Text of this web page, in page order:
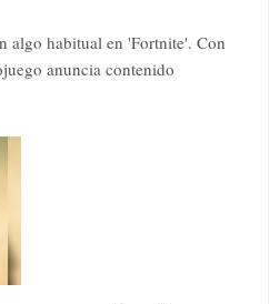
algo habitual en 'Fortnite'. Con
anuncia contenido